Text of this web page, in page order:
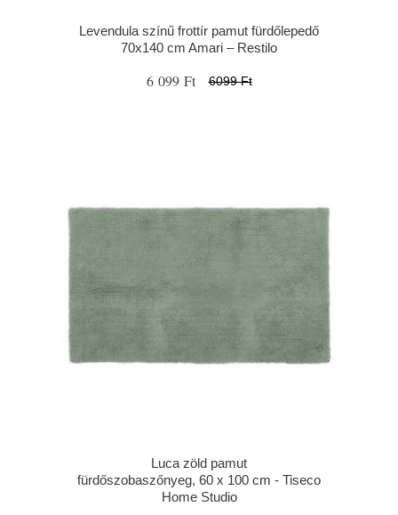
Levendula színű frottír pamut fürdőlepedő
70x140 cm Amari – Restilo
6 099 Ft 6099 Ft
Luca zöld pamut
fürdőszobaszőnyeg, 60 x 100 cm - Tiseco
Home Studio